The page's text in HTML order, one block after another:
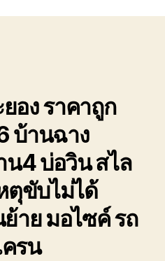
บ่อ
วิน
อง ราคาถูก
บ้านฉาง
น4 บ่อวิน สไล
ตุขับไม่ได้
าย มอไซค์ รถ
ครน